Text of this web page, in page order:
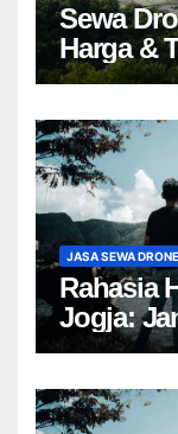
Sewa
Harga &
JASA SEWA DRONE
Rahasia
Jogja: